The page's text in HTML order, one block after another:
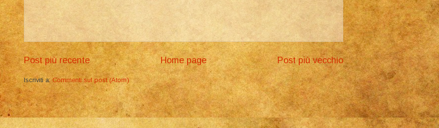
Post più recente Post più vecchio
Home page
Iscriviti a:Commenti sul post (Atom)